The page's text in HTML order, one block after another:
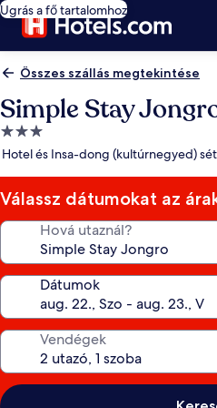
Ugrás a fő tartalomhoz
Összes szállás megtekintése
Simple Stay
3.0
csillagos
Hotel és Insa-dong (kultúrnegyed)
Válassz dátumokat az
Hová utaznál?
Dátumok
Vendégek